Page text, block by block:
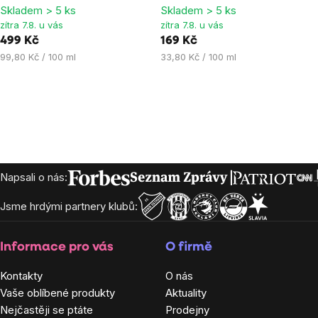
5,0
z
Skladem > 5 ks
zítra 7.8. u vás
499 Kč
Měrná
99,80 Kč / 100 ml
5,0
z
Skladem > 5 ks
zítra 7.8. u vás
169 Kč
Měrná
33,80 Kč / 100 ml
Zápatí
Napsali o nás:
Jsme hrdými partnery klubů:
Informace pro vás
Kontakty
Vaše oblíbené produkty
Nejčastěji se ptáte
O firmě
O nás
Aktuality
Prodejny